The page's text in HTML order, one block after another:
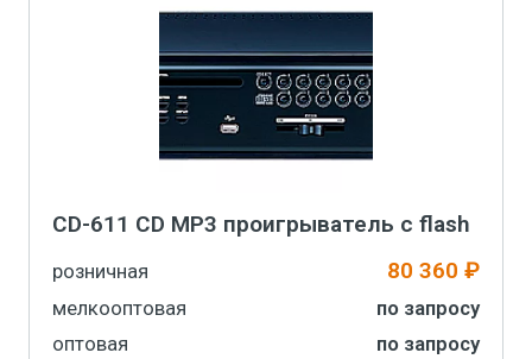
CD-611 CD MP3 проигрыватель с flash
розничная 80 360 ₽
мелкооптовая
по запросу
оптовая
по запросу